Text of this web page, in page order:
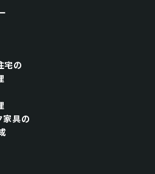
宅の
家具の